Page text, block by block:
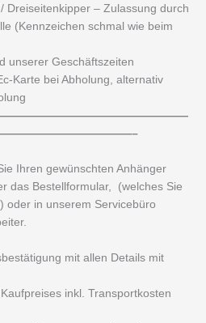
Dreiseitenkipper – Zulassung durch
(Kennzeichen schmal wie beim
unserer Geschäftszeiten
Karte bei Abholung, alternativ
Ihren gewünschten Anhänger
das Bestellformular, (welches Sie
oder in unserem Servicebüro
mit allen Details mit
inkl. Transportkosten